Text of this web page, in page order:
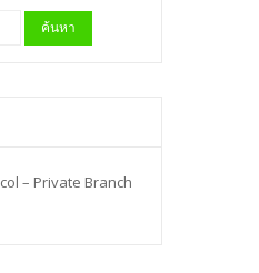
– Private Branch